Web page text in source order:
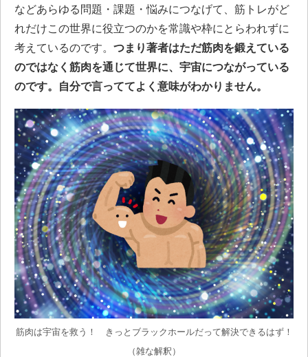
などあらゆる問題・課題・悩みにつなげて、筋トレがど
れだけこの世界に役立つのかを常識や枠にとらわれずに
考えているのです。 つまり著者はただ筋肉を鍛えている
のではなく筋肉を通じて世界に、宇宙につながっている
のです。自分で言っててよく意味がわかりません。
筋肉は宇宙を救う！ きっとブラックホールだって解決できるはず！
（雑な解釈）